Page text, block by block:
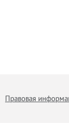
Правовая